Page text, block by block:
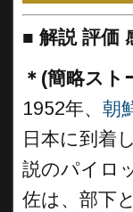
■ 解説 評価
＊(簡略スト
1952年、 朝
日本に到着
説のパイロ
佐は、部下